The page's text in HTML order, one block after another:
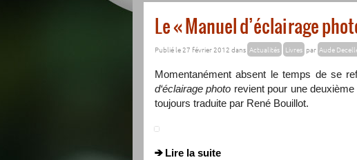
Le « Manuel d’éclairage
Publié le 27 février 2012 dans Actualités Livres par Aude
Momentanément absent le temps de se
d‘éclairage photo revient pour une
toujours traduite par René Bouillot.
Lire la suite